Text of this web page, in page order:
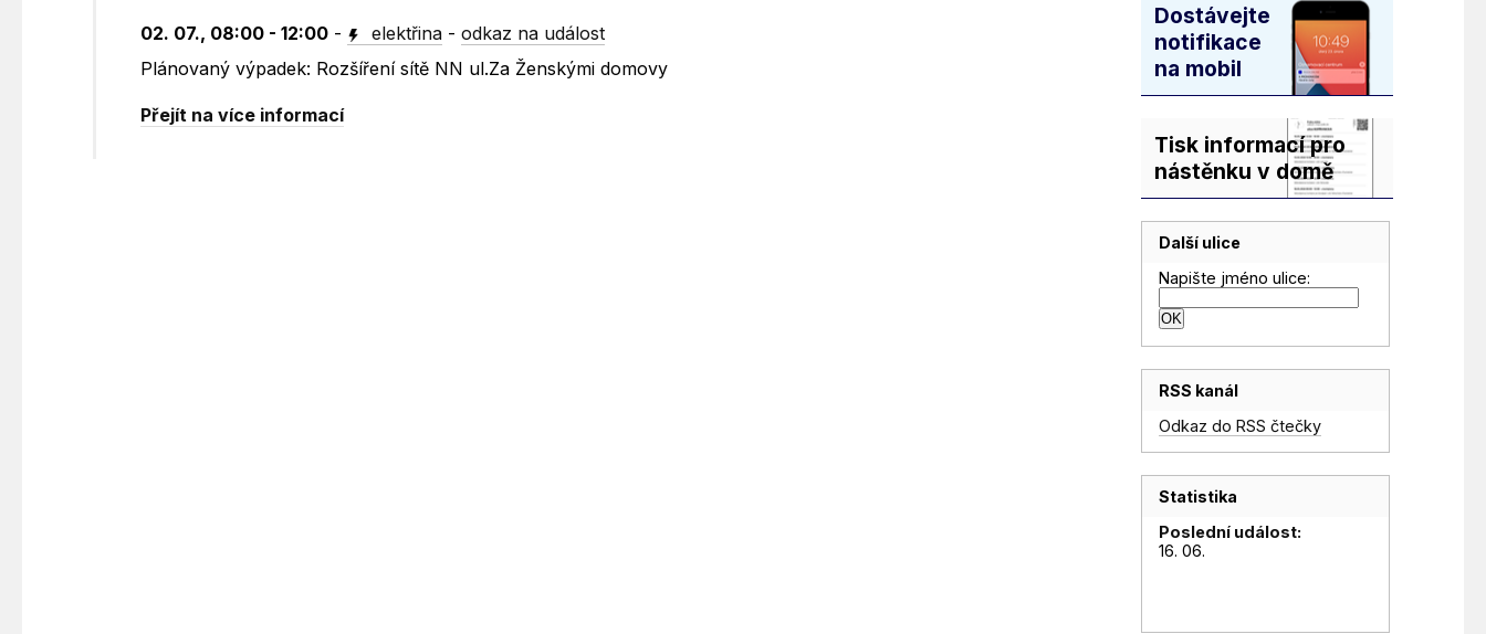
02. 07., 08:00 - 12:00 - elektřina -odkaz na událost
Plánovaný výpadek: Rozšíření sítě NN ul.Za Ženskými domovy
Přejít na více informací
Dostávejte
notifikace
na mobil
Tisk informací pro
nástěnku v domě
Další ulice
Napište jméno ulice:
RSS kanál
Odkaz do RSS čtečky
Statistika
Poslední událost:
16. 06.